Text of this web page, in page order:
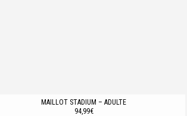
MAILLOT STADIUM – ADULTE
94,99€